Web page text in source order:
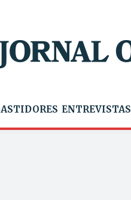
ENTREVISTAS